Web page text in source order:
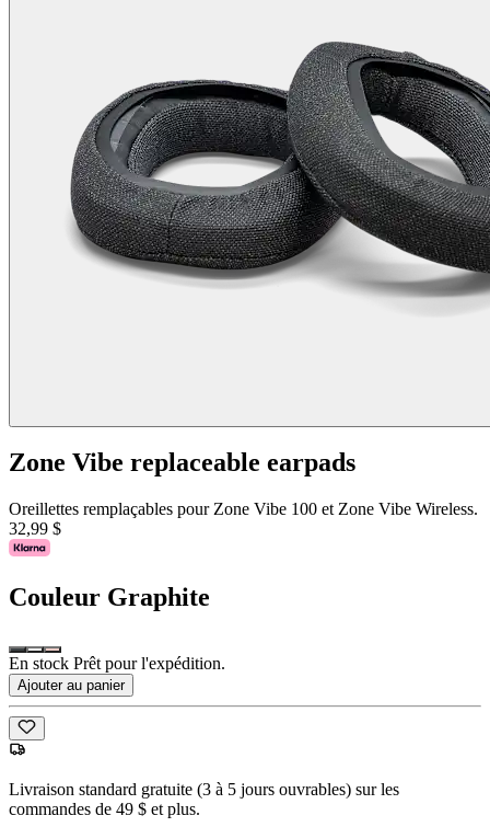
Zone Vibe replaceable earpads
Oreillettes remplaçables pour Zone Vibe 100 et Zone Vibe Wireless.
32,99 $
Couleur Graphite
En stock Prêt pour l'expédition.
Ajouter au panier
Livraison standard gratuite (3 à 5 jours ouvrables) sur les
commandes de 49 $ et plus.